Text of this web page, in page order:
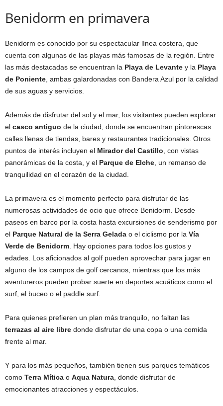
Benidorm en primavera
Benidorm es conocido por su espectacular línea costera, que
cuenta con algunas de las playas más famosas de la región. Entre
las más destacadas se encuentran la Playa de Levante y la Playa
de Poniente , ambas galardonadas con Bandera Azul por la calidad
de sus aguas y servicios.
Además de disfrutar del sol y el mar, los visitantes pueden explorar
el casco antiguo de la ciudad, donde se encuentran pintorescas
calles llenas de tiendas, bares y restaurantes tradicionales. Otros
puntos de interés incluyen el Mirador del Castillo , con vistas
panorámicas de la costa, y el Parque de Elche , un remanso de
tranquilidad en el corazón de la ciudad.
La primavera es el momento perfecto para disfrutar de las
numerosas actividades de ocio que ofrece Benidorm. Desde
paseos en barco por la costa hasta excursiones de senderismo por
el Parque Natural de la Serra Gelada o el ciclismo por la Vía
Verde de Benidorm . Hay opciones para todos los gustos y
edades. Los aficionados al golf pueden aprovechar para jugar en
alguno de los campos de golf cercanos, mientras que los más
aventureros pueden probar suerte en deportes acuáticos como el
surf, el buceo o el paddle surf.
Para quienes prefieren un plan más tranquilo, no faltan las
terrazas al aire libre donde disfrutar de una copa o una comida
frente al mar.
Y para los más pequeños, también tienen sus parques temáticos
como Terra Mítica o Aqua Natura , donde disfrutar de
emocionantes atracciones y espectáculos.